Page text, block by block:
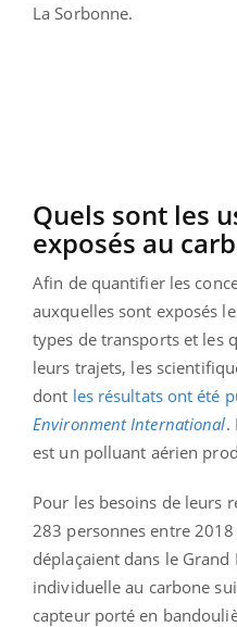
La Sorbonne.
Quels sont les
exposés au
Afin de quantifier les
auxquelles sont exposés
types de transports et les
leurs trajets, les
dont les résultats ont été
Environment International.
est un polluant aérien
Pour les besoins de leurs
283 personnes entre
déplaçaient dans le Grand
individuelle au carbone
capteur porté en